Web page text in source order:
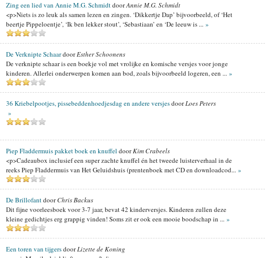
Zing een lied van Annie M.G. SchmidtdoorAnnie M.G. Schmidt
<p>Niets is zo leuk als samen lezen en zingen. ‘Dikkertje Dap’ bijvoorbeeld, of ‘Het
beertje Pippeloentje’, ‘Ik ben lekker stout’, ‘Sebastiaan’ en ‘De leeuw is ... »
De Verknipte SchaardoorEsther Schoonens
De verknipte schaar is een boekje vol met vrolijke en komische versjes voor jonge
kinderen. Allerlei onderwerpen komen aan bod, zoals bijvoorbeeld logeren, een ... »
36 Kriebelpootjes, pissebeddenhoedjesdag en andere versjesdoorLoes Peters
»
Piep Fladdermuis pakket boek en knuffel doorKim Crabeels
<p>Cadeaubox inclusief een super zachte knuffel én het tweede luisterverhaal in de
reeks Piep Fladdermuis van Het Geluidshuis (prentenboek met CD en downloadcod... »
De BrillofantdoorChris Backus
Dit fijne voorleesboek voor 3-7 jaar, bevat 42 kinderversjes. Kinderen zullen deze
kleine gedichtjes erg grappig vinden! Soms zit er ook een mooie boodschap in ... »
Een toren van tijgersdoorLizette de Koning